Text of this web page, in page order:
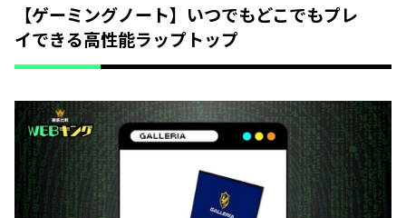
【ゲーミングノート】いつでもどこでもプレ
イできる高性能ラップトップ